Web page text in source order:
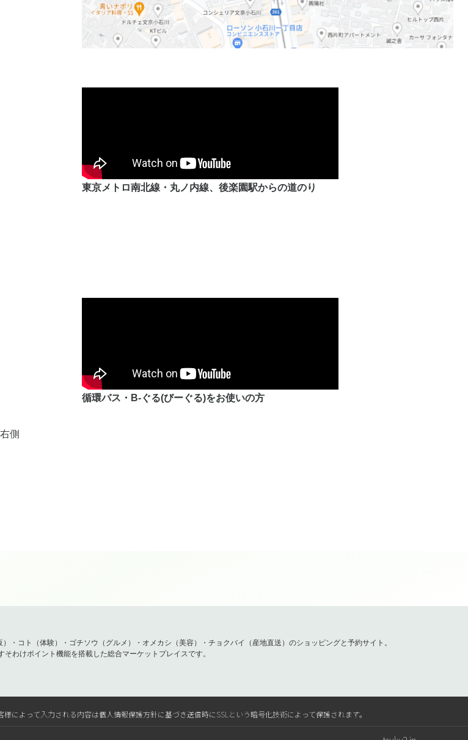
東京メトロ南北線・丸ノ内線、後楽園駅からの道のり
側
循環バス・B-ぐる(びーぐる)をお使いの方
）・コト（体験）・ゴチソウ（グルメ）・オメカシ（美容）・チョクバイ（産地直送）のショッピングと予約サイト。
そわけポイント機能を搭載した総合マーケットプレイスです。
によって入力される内容は個人情報保護方針に基づき送信時にSSLという暗号化技術によって保護されます。